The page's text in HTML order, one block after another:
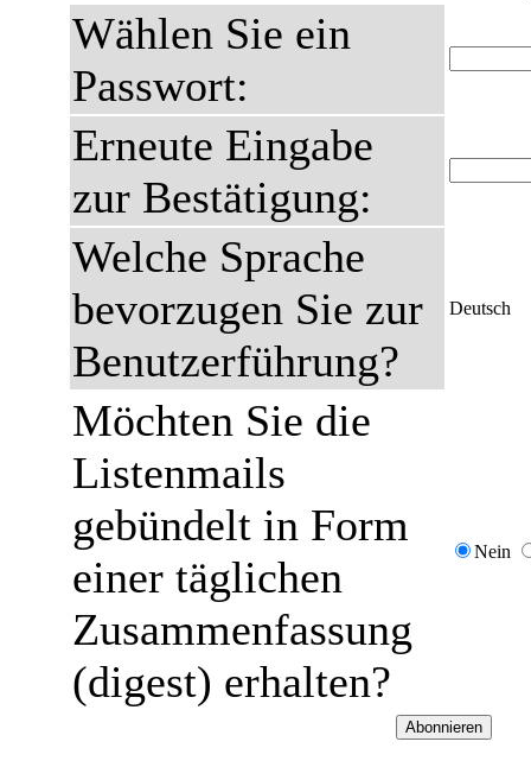
Wählen Sie ein
Passwort:
Erneute Eingabe
zur Bestätigung:
Welche Sprache
bevorzugen Sie zur
Benutzerführung?
Deutsch
Möchten Sie die
Listenmails
gebündelt in Form
einer täglichen
Zusammenfassung
(digest) erhalten?
Nein